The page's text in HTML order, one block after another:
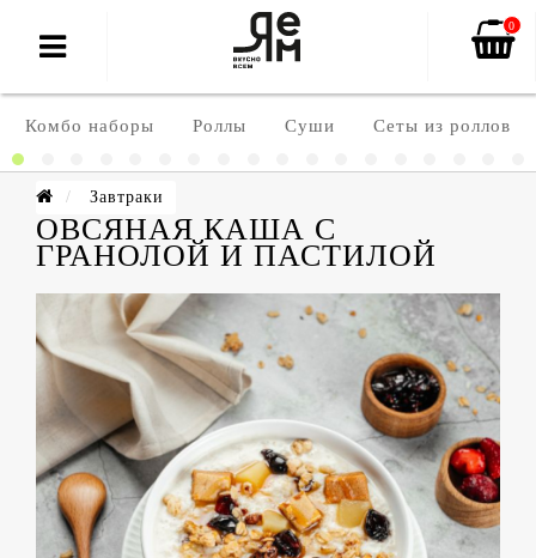
0
Комбо наборы Роллы Суши Сеты из роллов
Завтраки
ОВСЯНАЯ КАША С
ГРАНОЛОЙ И ПАСТИЛОЙ